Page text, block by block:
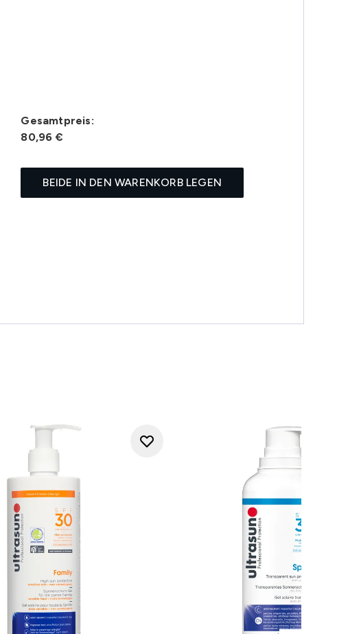
Gesamtpreis:
80,96 €
BEIDE IN DEN WARENKORB LEGEN